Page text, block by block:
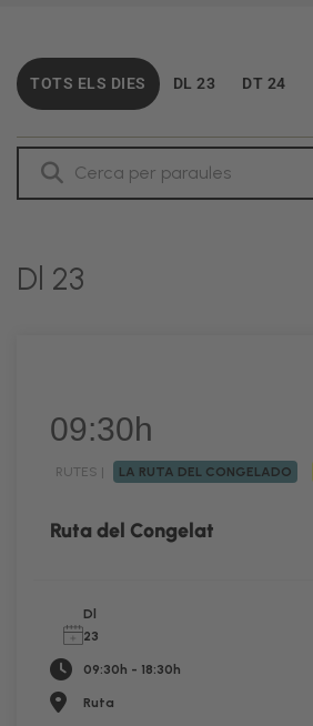
TOTS ELS DIES DL 23 DT 24
Dl 23
09:30h
RUTES | LA RUTA DEL CONGELADO
Ruta del Congelat
Dl
23
09:30h - 18:30h
Ruta